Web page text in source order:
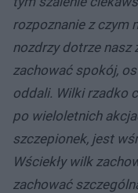
rozpoznanie z czym
nozdrzy dotrze nasz
zachować spokój,
oddali. Wilki rzadko
po wieloletnich
szczepionek, jest
Wściekły wilk
zachować